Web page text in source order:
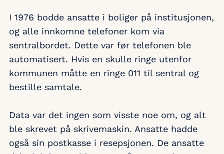
I 1976 bodde ansatte i boliger på institusjonen,
og alle innkomne telefoner kom via
sentralbordet. Dette var før telefonen ble
automatisert. Hvis en skulle ringe utenfor
kommunen måtte en ringe 011 til sentral og
bestille samtale.
Data var det ingen som visste noe om, og alt
ble skrevet på skrivemaskin. Ansatte hadde
også sin postkasse i resepsjonen. De ansatte